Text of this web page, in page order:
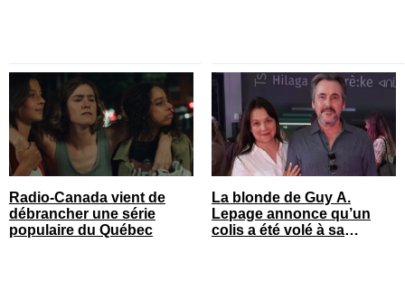
Radio-Canada vient de
débrancher une série
populaire du Québec
La blonde de Guy A.
Lepage annonce qu’un
colis a été volé à sa